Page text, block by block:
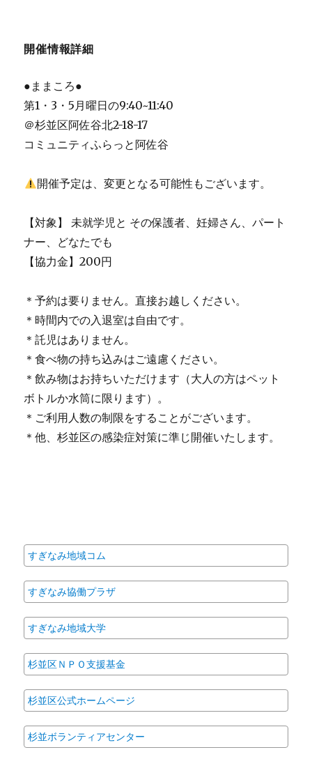
開催情報詳細
●ままころ●
第1・3・5月曜日の9:40~11:40
＠杉並区阿佐谷北2-18-17
コミュニティふらっと阿佐谷
開催予定は、変更となる可能性もございます。
【対象】 未就学児と その保護者、妊婦さん、パート
ナー、どなたでも
【協力金】200円
＊予約は要りません。直接お越しください。
＊時間内での入退室は自由です。
＊託児はありません。
＊食べ物の持ち込みはご遠慮ください。
＊飲み物はお持ちいただけます（大人の方はペット
ボトルか水筒に限ります）。
＊ご利用人数の制限をすることがございます。
＊他、杉並区の感染症対策に準じ開催いたします。
すぎなみ地域コム
すぎなみ協働プラザ
すぎなみ地域大学
杉並区ＮＰＯ支援基金
杉並区公式ホームページ
杉並ボランティアセンター